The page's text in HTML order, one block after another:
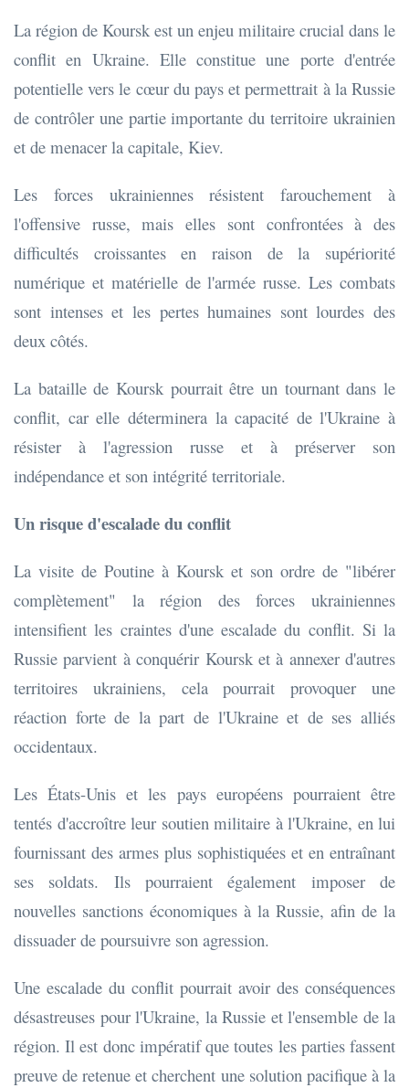
La région de Koursk est un enjeu militaire crucial dans le
conflit en Ukraine. Elle constitue une porte d'entrée
potentielle vers le cœur du pays et permettrait à la Russie
de contrôler une partie importante du territoire ukrainien
et de menacer la capitale, Kiev.
Les forces ukrainiennes résistent farouchement à
l'offensive russe, mais elles sont confrontées à des
difficultés croissantes en raison de la supériorité
numérique et matérielle de l'armée russe. Les combats
sont intenses et les pertes humaines sont lourdes des
deux côtés.
La bataille de Koursk pourrait être un tournant dans le
conflit, car elle déterminera la capacité de l'Ukraine à
résister à l'agression russe et à préserver son
indépendance et son intégrité territoriale.
Un risque d'escalade du conflit
La visite de Poutine à Koursk et son ordre de "libérer
complètement" la région des forces ukrainiennes
intensifient les craintes d'une escalade du conflit. Si la
Russie parvient à conquérir Koursk et à annexer d'autres
territoires ukrainiens, cela pourrait provoquer une
réaction forte de la part de l'Ukraine et de ses alliés
occidentaux.
Les États-Unis et les pays européens pourraient être
tentés d'accroître leur soutien militaire à l'Ukraine, en lui
fournissant des armes plus sophistiquées et en entraînant
ses soldats. Ils pourraient également imposer de
nouvelles sanctions économiques à la Russie, afin de la
dissuader de poursuivre son agression.
Une escalade du conflit pourrait avoir des conséquences
désastreuses pour l'Ukraine, la Russie et l'ensemble de la
région. Il est donc impératif que toutes les parties fassent
preuve de retenue et cherchent une solution pacifique à la